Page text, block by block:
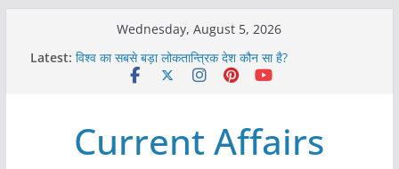
Wednesday, August 5, 2026
Latest: विश्व का सबसे बड़ा लोकतान्त्रिक देश कौन सा है?
Refeeding Syndrome and its Management
विश्व में कितने प्रकार के शासन होते है?
Current Affairs